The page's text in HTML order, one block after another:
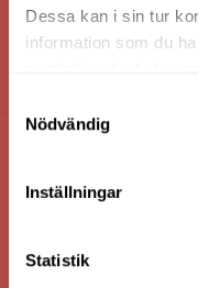
Dessa kan i sin tur
information som du
Nödvändig
Inställningar
Statistik
363 44 Lammhult